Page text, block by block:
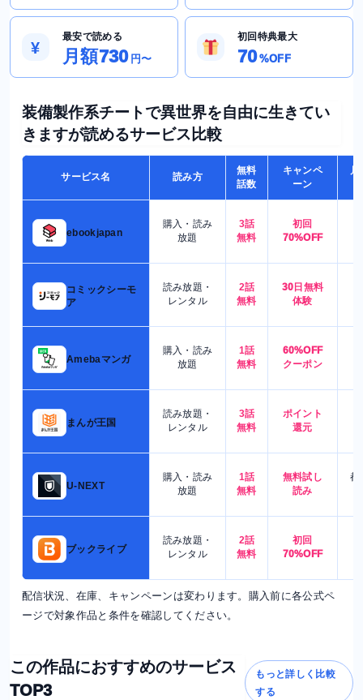
¥
最安で読める
月額730 円〜
初回特典最大
70%OFF
装備製作系チートで異世界を自由に生きてい
きますが読めるサービス比較
サービス名 読み方
無料
話数
キャンペ
ーン
月
ebookjapan
購入・読み
放題
3話
無料
初回
70%OFF
コミックシーモ
ア
読み放題・
レンタル
2話
無料
30日無料
体験
Amebaマンガ
購入・読み
放題
1話
無料
60%OFF
クーポン
まんが王国
読み放題・
レンタル
3話
無料
ポイント
還元
U-NEXT
購入・読み
放題
1話
無料
無料試し
読み
都
ブックライブ
読み放題・
レンタル
2話
無料
初回
70%OFF
配信状況、在庫、キャンペーンは変わります。購入前に各公式ペ
ージで対象作品と条件を確認してください。
この作品におすすめのサービス
TOP3
もっと詳しく比較
する